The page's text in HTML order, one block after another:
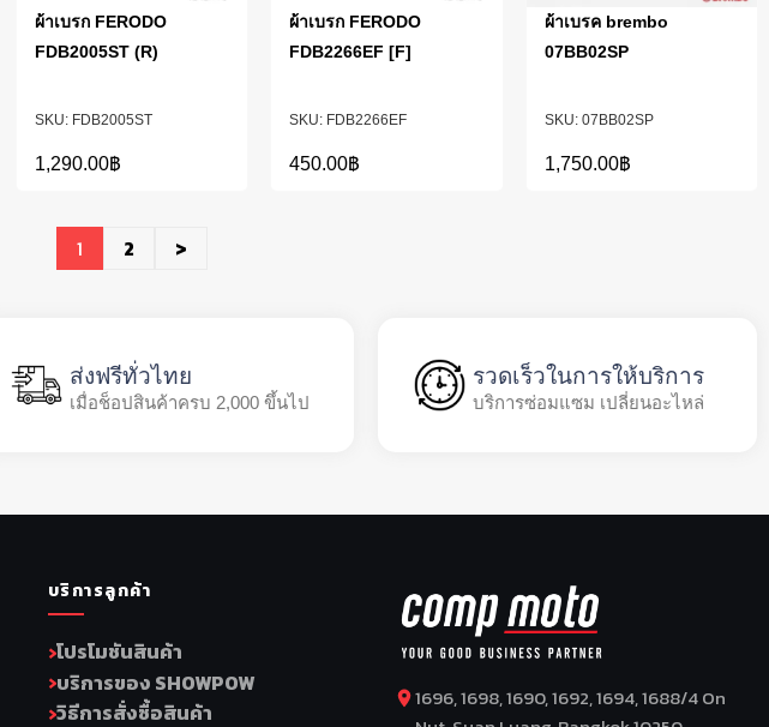
FDB2005ST
ผ้าเบรก FERODO
FDB2005ST (R)
1,290.00฿
FDB2266EF
ผ้าเบรก FERODO
FDB2266EF [F]
450.00฿
07BB02SP
ผ้าเบรค brembo
07BB02SP
1,750.00฿
1 2 >
ส่งฟรีทั่วไทย
เมื่อช็อปสินค้าครบ 2,000 ขึ้นไป
รวดเร็วในการให้บริการ
บริการซ่อมแซม เปลี่ยนอะไหล่
บริการลูกค้า
โปรโมชันสินค้า
บริการของ SHOWPOW
วิธีการสั่งซื้อสินค้า
1696, 1698, 1690, 1692, 1694, 1688/4 On